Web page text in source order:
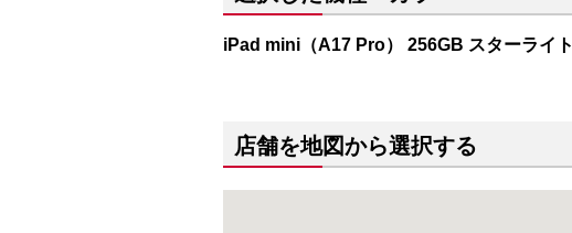
iPad mini（A17 Pro） 256GB スターライト
店舗を地図から選択する